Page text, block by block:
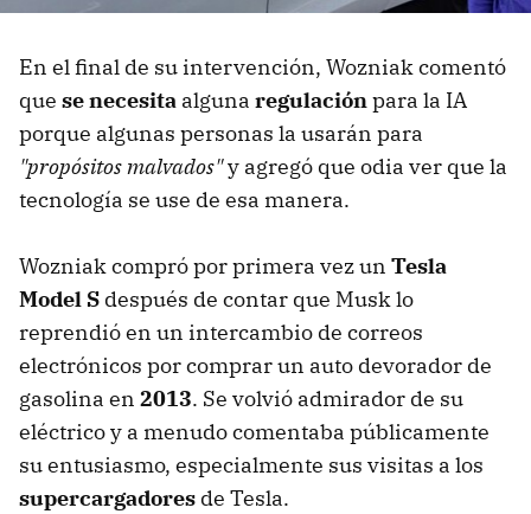
En el final de su intervención, Wozniak comentó
que se necesita alguna regulaciónpara la IA
porque algunas personas la usarán para
"propósitos malvados"y agregó que odia ver que la
tecnología se use de esa manera.
Wozniak compró por primera vez un Tesla
Model S después de contar que Musk lo
reprendió en un intercambio de correos
electrónicos por comprar un auto devorador de
gasolina en 2013. Se volvió admirador de su
eléctrico y a menudo comentaba públicamente
su entusiasmo, especialmente sus visitas a los
supercargadores de Tesla.